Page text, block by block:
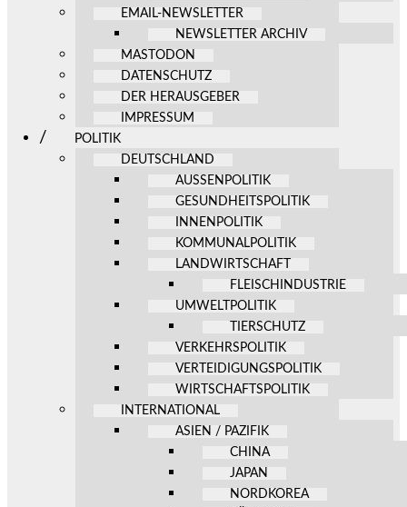
EMAIL-NEWSLETTER
NEWSLETTER ARCHIV
MASTODON
DATENSCHUTZ
DER HERAUSGEBER
IMPRESSUM
POLITIK
DEUTSCHLAND
AUSSENPOLITIK
GESUNDHEITSPOLITIK
INNENPOLITIK
KOMMUNALPOLITIK
LANDWIRTSCHAFT
FLEISCHINDUSTRIE
UMWELTPOLITIK
TIERSCHUTZ
VERKEHRSPOLITIK
VERTEIDIGUNGSPOLITIK
WIRTSCHAFTSPOLITIK
INTERNATIONAL
ASIEN / PAZIFIK
CHINA
JAPAN
NORDKOREA